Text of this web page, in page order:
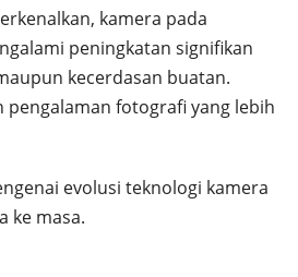
kamera pada
peningkatan signifikan
kecerdasan buatan.
pengalaman fotografi yang lebih
evolusi teknologi kamera
ke masa.